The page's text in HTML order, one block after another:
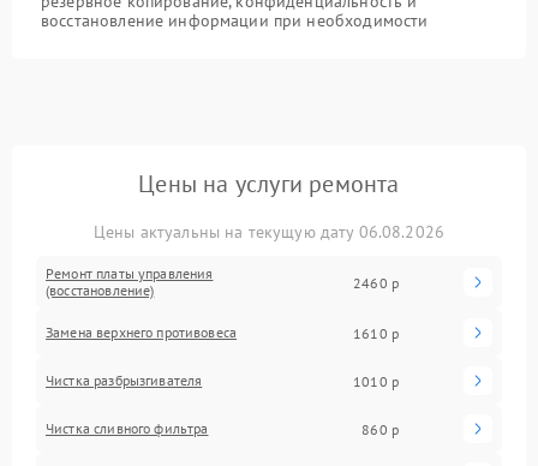
восстановление информации при необходимости
Цены на услуги ремонта
Цены актуальны на текущую дату 06.08.2026
Ремонт платы управления
(восстановление)
2460 р
Замена верхнего противовеса 1610 р
Чистка разбрызгивателя 1010 р
Чистка сливного фильтра 860 р